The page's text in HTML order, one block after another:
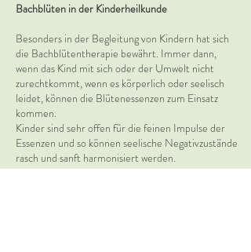
Bachblüten in der Kinderheilkunde
Besonders in der Begleitung von Kindern hat sich
die Bachblütentherapie bewährt. Immer dann,
wenn das Kind mit sich oder der Umwelt nicht
zurechtkommt, wenn es körperlich oder seelisch
leidet, können die Blütenessenzen zum Einsatz
kommen.
Kinder sind sehr offen für die feinen Impulse der
Essenzen und so können seelische Negativzustände
rasch und sanft harmonisiert werden.
Aus eigener Erfahrung weiß ich, dass bei der